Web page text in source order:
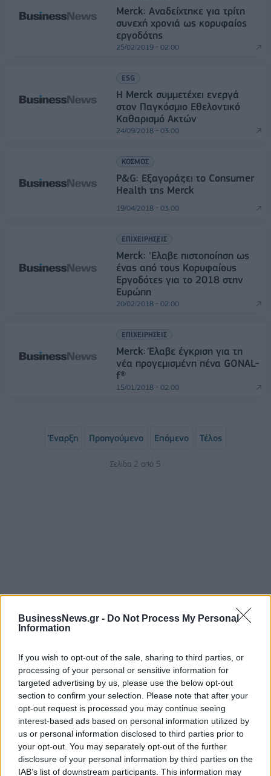
BusinessNews.gr - Do Not Process My Personal
Information
If you wish to opt-out of the sale, sharing to third parties, or
processing of your personal or sensitive information for
targeted advertising by us, please use the below opt-out
section to confirm your selection. Please note that after your
opt-out request is processed you may continue seeing
interest-based ads based on personal information utilized by
us or personal information disclosed to third parties prior to
your opt-out. You may separately opt-out of the further
disclosure of your personal information by third parties on the
IAB’s list of downstream participants. This information may
Merck: Αναδείχτηκε για τρίτη
συνεχή χρονιά ως κορυφαίος
εργοδότης
25/02/2019 - 02:00
ESG
Η Merck συμμετέχει ενεργά
στον Παγκόσμιο Εθελοντικό
Καθαρισμό Ακτών
24/09/2018 - 03:00
ΚΟΣΜΟΣ
P&G: Εξαγοράζει το Consumer
Health της Merck
19/04/2018 - 03:00
ΕΠΙΧΕΙΡΗΣΕΙΣ
Merck: 'Ελαβε πιστοποίηση ως
ένας από τους Κορυφαίους
Εργοδότες για το 2018 στην
Ευρώπη
20/02/2018 - 02:00
ΕΠΙΧΕΙΡΗΣΕΙΣ
Merck: Έλαβε έγκριση για τη
νέα προγεμισμένη πένα GONAL-
f®
15/01/2018 - 02:00
Έναρξη Προηγούμενο Επόμενο Τέλος
Σελίδα 2 από 5
ΡΟΗ ΕΙΔΗΣΕΩΝ
Όμιλος ΔΕΗ: Νέα συμφωνία για χαρτοφυλάκιο
έργων ΑΠΕ άνω των 2 GW σε Πολωνία και
Ουγγαρία
08/08/2026 - 10:26 ΕΝΕΡΓΕΙΑ
ΣΚΑΪ: Ολοκληρώθηκε η θητεία του Γρηγόρη
Δημητριάδη - Ο Γιάννης Αλαφούζος επιστρέφει στη
θέση του CEO
08/08/2026 - 10:02 MEDIA